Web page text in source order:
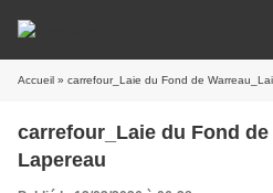
Accueil » carrefour_Laie du Fond de
carrefour_Laie du Fond de
Lapereau